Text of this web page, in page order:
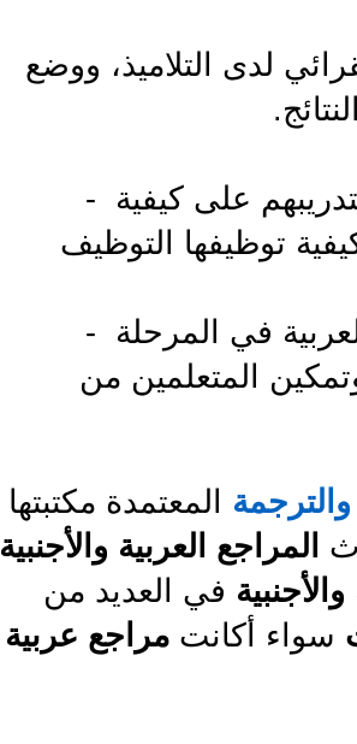
لدى التلاميذ، ووضع
.
- على کيفية
توظيفها التوظيف
- في المرحلة
المتعلمين من
المعتمدة مكتبتها
المراجع العربية والأجنبية
في العديد من
سواء أكانت مراجع عربية